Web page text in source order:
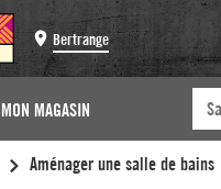
Bertrange
MON MAGASIN